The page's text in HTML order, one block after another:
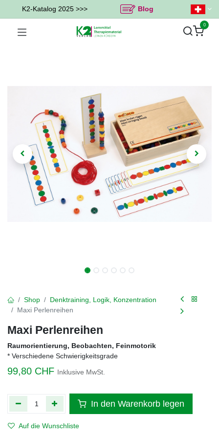
K2-Katalog 2025 >>> Blog
0
Shop
Denktraining, Logik, Konzentration
Maxi Perlenreihen
Maxi Perlenreihen
Raumorientierung, Beobachten, Feinmotorik
* Verschiedene Schwierigkeitsgrade
99,80 CHF Inklusive MwSt.
In den Warenkorb legen
Auf die Wunschliste